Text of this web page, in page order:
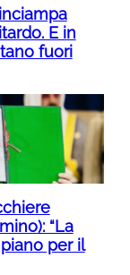
E in
fuori
“La
per il